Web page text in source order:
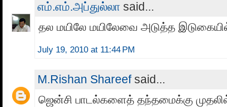
எம்.எம்.அப்துல்லா said...
தல மயிலே மயிலேவை அடுத்த
July 19, 2010 at 11:44 PM
M.Rishan Shareefsaid...
ஜென்சி பாடல்களைத் தந்தமைக்கு